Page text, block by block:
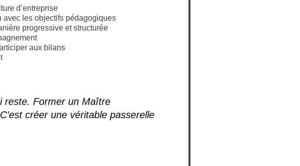
d’entreprise
avec les objectifs pédagogiques
progressive et structurée
aux bilans
reste. Former un Maître
créer une véritable passerelle